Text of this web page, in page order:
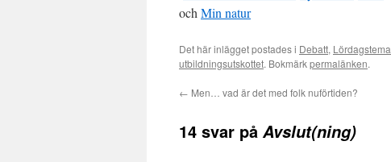
och Min natur
Det här inlägget postades i Debatt, Lördagstema
utbildningsutskottet. Bokmärkpermalänken.
← Men… vad är det med folk nuförtiden?
14 svar på Avslut(ning)